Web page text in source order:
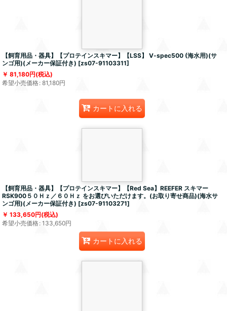
【飼育用品・器具】【プロテインスキマー】【LSS】 V-spec500 (海水用)(サ
ンゴ用)(メーカー保証付き) [zs07-91103311]
81,180円(税込)
希望小売価格: 81,180円
カートに入れる
【飼育用品・器具】【プロテインスキマー】【Red Sea】REEFER スキマー
RSK900５０Ｈｚ／６０Ｈｚ をお選びいただけます。(お取り寄せ商品)(海水サ
ンゴ用)(メーカー保証付き) [zs07-91103271]
133,650円(税込)
希望小売価格: 133,650円
カートに入れる